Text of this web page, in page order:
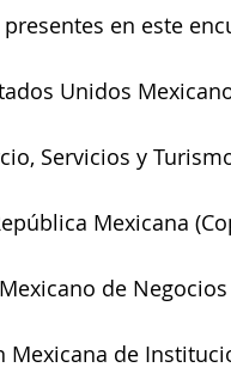
en este
Unidos
Servicios y
Mexicana
de
de